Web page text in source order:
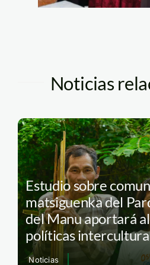
Noticias
Estudio sobre
matsiguenka del
del Manu aportará
políticas
Noticias